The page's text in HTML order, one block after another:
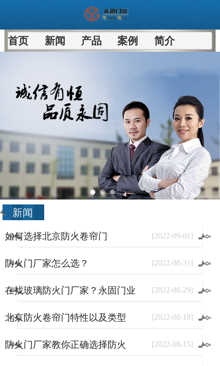
首页 新闻 产品 案例 简介
新闻
如何选择北京防火卷帘门 [2022-09-01 ]
防火门厂家怎么选？ [2022-08-31 ]
在找玻璃防火门厂家？永固门业
了解一下。
[2022-08-29]
北京防火卷帘门特性以及类型 [2022-08-18]
防火门厂家教你正确选择防火
门？
[2022-08-15]